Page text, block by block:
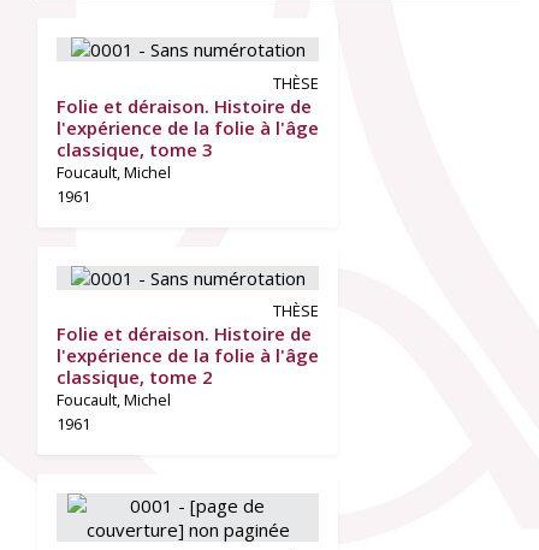
THÈSE
Folie et déraison. Histoire de
l'expérience de la folie à l'âge
classique, tome 3
Foucault, Michel
1961
THÈSE
Folie et déraison. Histoire de
l'expérience de la folie à l'âge
classique, tome 2
Foucault, Michel
1961